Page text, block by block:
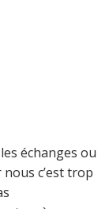
échanges ou
c’est trop